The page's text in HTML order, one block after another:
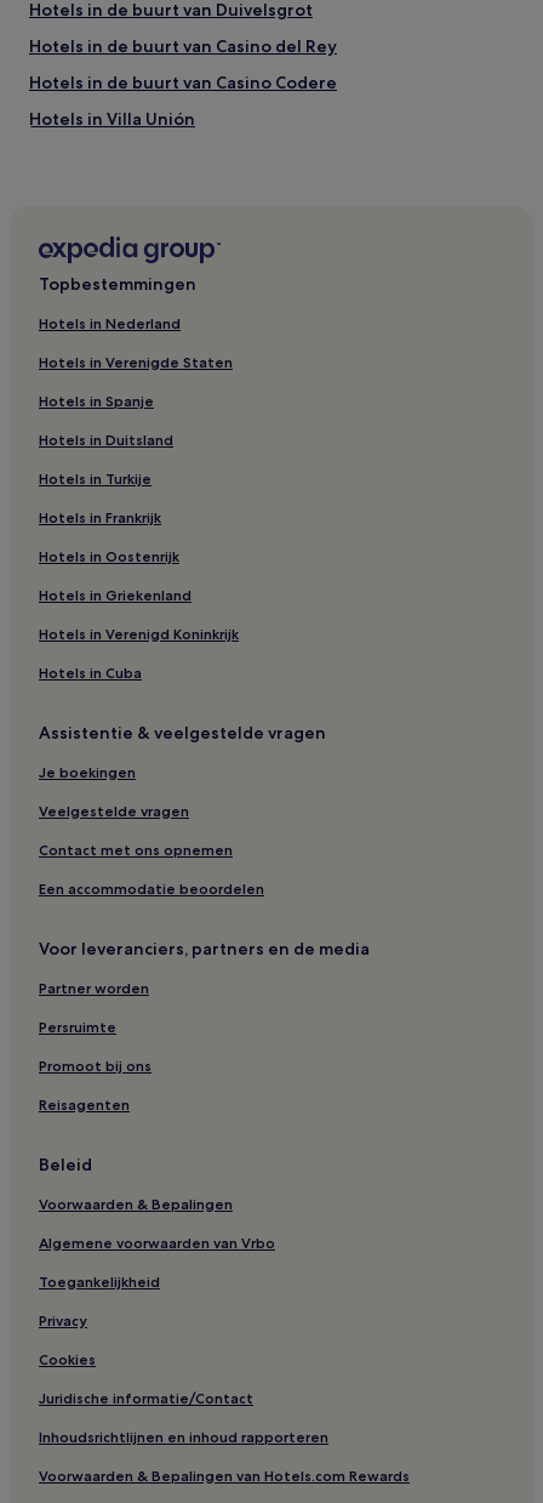
Hotels in de buurt van Duivelsgrot
Hotels in de buurt van Casino del Rey
Hotels in de buurt van Casino Codere
Hotels in Villa Unión
Hotels in de buurt van Vuurtoren El Faro
Hotels in Centro Historico
Hotels in de buurt van Museo Ciudad de las Conchas
Marinas
Hotels in de buurt van Waterpark Mazagua
Hotels in de buurt van Acuarium Mazatlán
Topbestemmingen
Hotels in Nederland
Hotels in Verenigde Staten
Hotels in Spanje
Hotels in Duitsland
Hotels in Turkije
Hotels in Frankrijk
Hotels in Oostenrijk
Hotels in Griekenland
Hotels in Verenigd Koninkrijk
Hotels in Cuba
Assistentie & veelgestelde vragen
Je boekingen
Veelgestelde vragen
Contact met ons opnemen
Een accommodatie beoordelen
Voor leveranciers, partners en de media
Partner worden
Persruimte
Promoot bij ons
Reisagenten
Beleid
Voorwaarden & Bepalingen
Algemene voorwaarden van Vrbo
Toegankelijkheid
Privacy
Cookies
Juridische informatie/Contact
Inhoudsrichtlijnen en inhoud rapporteren
Voorwaarden & Bepalingen van Hotels.com Rewards